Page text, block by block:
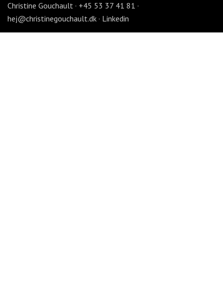
Christine Gouchault · +45 53 37 41 81 ·
hej@christinegouchault.dk · Linkedin